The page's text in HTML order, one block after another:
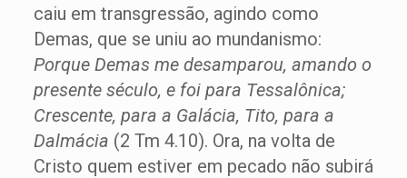
caiu em transgressão, agindo como
Demas, que se uniu ao mundanismo:
Porque Demas me desamparou, amando o
presente século, e foi para Tessalônica;
Crescente, para a Galácia, Tito, para a
Dalmácia (2 Tm 4.10). Ora, na volta de
Cristo quem estiver em pecado não subirá